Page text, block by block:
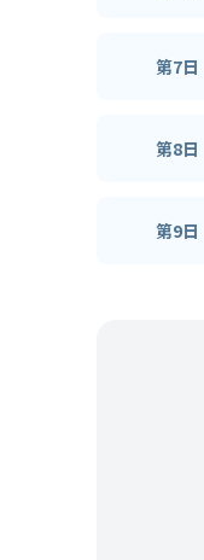
第7日
第8日
第9日